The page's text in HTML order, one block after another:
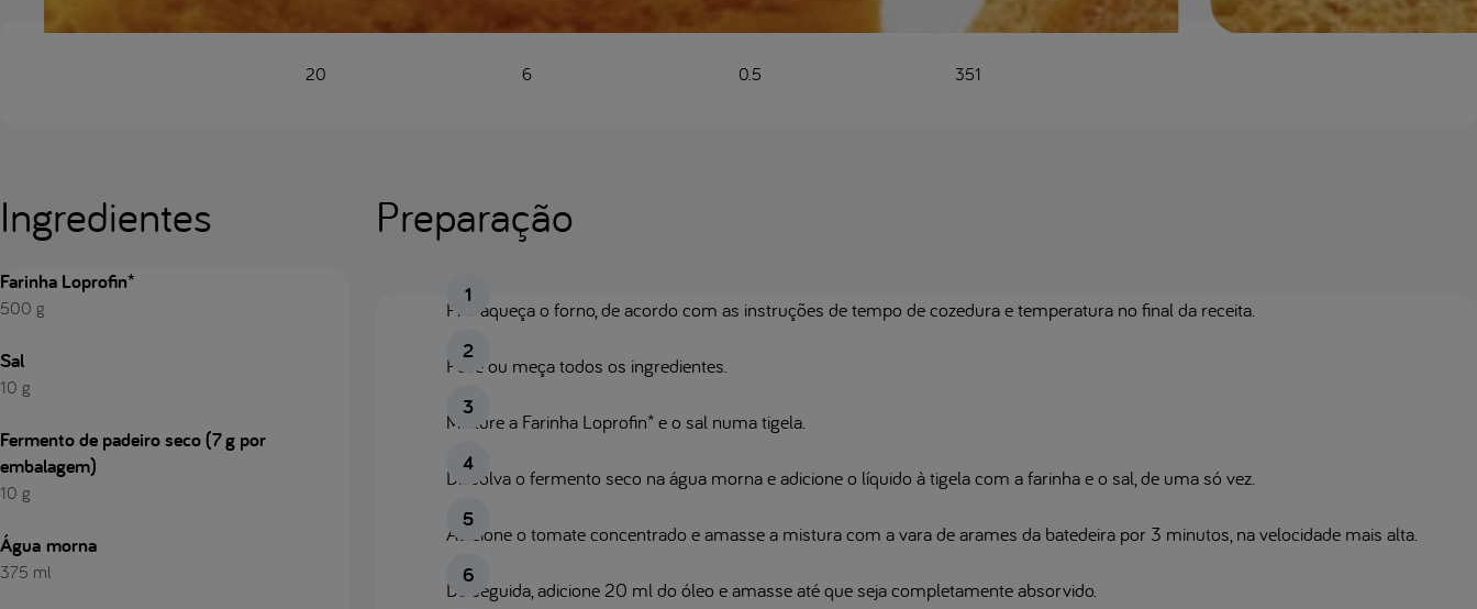
20 6 0.5 351
Ingredientes
Farinha Loprofin*
500 g
Sal
10 g
Fermento de padeiro seco (7 g por
embalagem)
10 g
Água morna
375 ml
Preparação
Pré-aqueça o forno, de acordo com as instruções de tempo de cozedura e temperatura no final da receita.
Pese ou meça todos os ingredientes.
Misture a Farinha Loprofin* e o sal numa tigela.
Dissolva o fermento seco na água morna e adicione o líquido à tigela com a farinha e o sal, de uma só vez.
Adicione o tomate concentrado e amasse a mistura com a vara de arames da batedeira por 3 minutos, na velocidade mais alta.
De seguida, adicione 20 ml do óleo e amasse até que seja completamente absorvido.